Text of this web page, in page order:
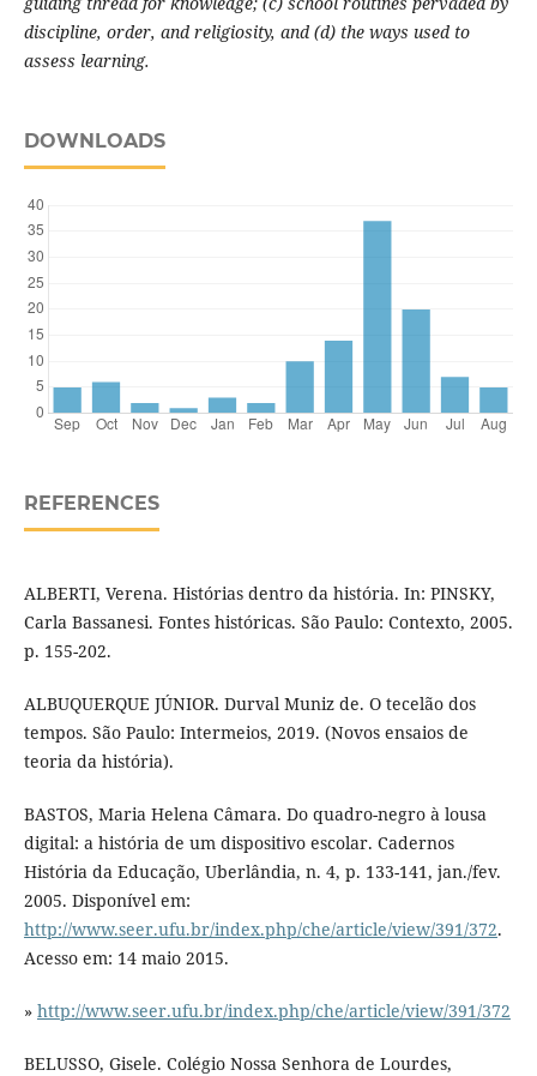
discipline, order, and religiosity, and (d) the ways used to
assess learning.
DOWNLOADS
REFERENCES
ALBERTI, Verena. Histórias dentro da história. In: PINSKY,
Carla Bassanesi. Fontes históricas. São Paulo: Contexto, 2005.
p. 155-202.
ALBUQUERQUE JÚNIOR. Durval Muniz de. O tecelão dos
tempos. São Paulo: Intermeios, 2019. (Novos ensaios de
teoria da história).
BASTOS, Maria Helena Câmara. Do quadro-negro à lousa
digital: a história de um dispositivo escolar. Cadernos
História da Educação, Uberlândia, n. 4, p. 133-141, jan./fev.
2005. Disponível em:
http://www.seer.ufu.br/index.php/che/article/view/391/372.
Acesso em: 14 maio 2015.
» http://www.seer.ufu.br/index.php/che/article/view/391/372
BELUSSO, Gisele. Colégio Nossa Senhora de Lourdes,